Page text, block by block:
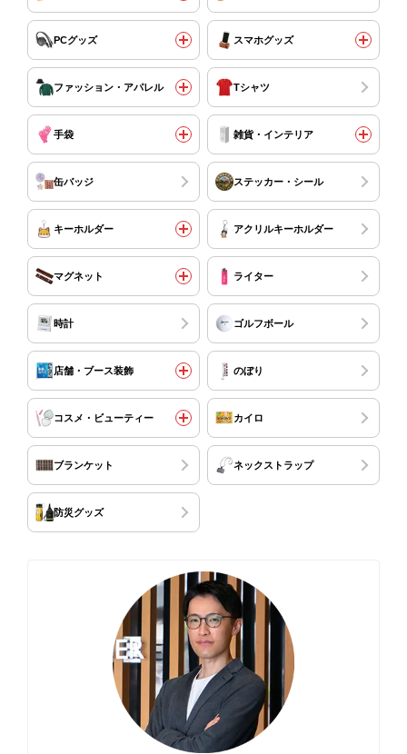
PCグッズ スマホグッズ
ファッション・アパレル Tシャツ
手袋 雑貨・インテリア
缶バッジ ステッカー・シール
キーホルダー アクリルキーホルダー
マグネット ライター
時計 ゴルフボール
店舗・ブース装飾 のぼり
コスメ・ビューティー カイロ
ブランケット ネックストラップ
防災グッズ